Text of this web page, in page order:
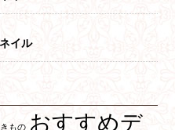
イル
もの おすすめデ